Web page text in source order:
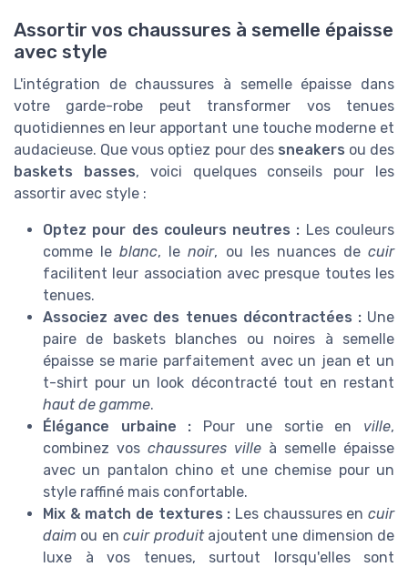
Assortir vos chaussures à semelle épaisse
avec style
L'intégration de chaussures à semelle épaisse dans
votre garde-robe peut transformer vos tenues
quotidiennes en leur apportant une touche moderne et
audacieuse. Que vous optiez pour des sneakers ou des
baskets basses, voici quelques conseils pour les
assortir avec style :
Optez pour des couleurs neutres : Les couleurs
comme leblanc, lenoir, ou les nuances decuir
facilitent leur association avec presque toutes les
tenues.
Associez avec des tenues décontractées :Une
paire de baskets blanches ou noires à semelle
épaisse se marie parfaitement avec un jean et un
t-shirt pour un look décontracté tout en restant
haut de gamme.
Élégance urbaine : Pour une sortie en ville,
combinez vos chaussures ville à semelle épaisse
avec un pantalon chino et une chemise pour un
style raffiné mais confortable.
Mix & match de textures : Les chaussures encuir
daim ou encuir produitajoutent une dimension de
luxe à vos tenues, surtout lorsqu'elles sont